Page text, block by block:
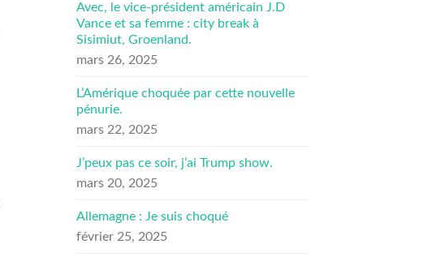
Avec, le vice-président américain J.D
Vance et sa femme : city break à
Sisimiut, Groenland.
mars 26, 2025
L’Amérique choquée par cette nouvelle
pénurie.
mars 22, 2025
J’peux pas ce soir, j’ai Trump show.
mars 20, 2025
Allemagne : Je suis choqué
février 25, 2025